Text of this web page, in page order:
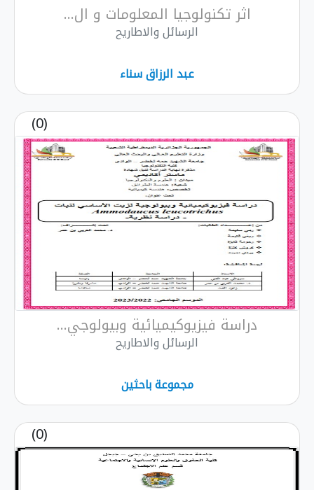
اثر تكنولوجيا المعلومات و ال...
الرسائل والاطاريح
عبد الرزاق سناء
(0)
دراسة فيزيوكيميائية وبيولوجي...
الرسائل والاطاريح
مجموعة باحثين
(0)